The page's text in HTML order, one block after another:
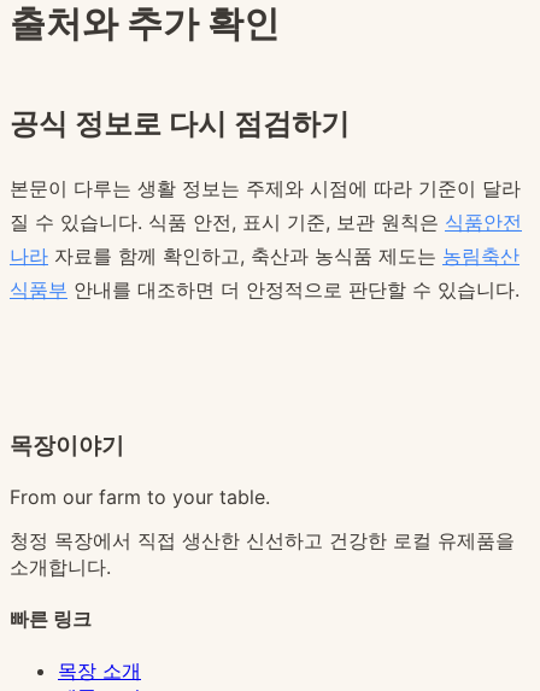
출처와 추가 확인
공식 정보로 다시 점검하기
본문이 다루는 생활 정보는 주제와 시점에 따라 기준이 달라
질 수 있습니다. 식품 안전, 표시 기준, 보관 원칙은 식품안전
나라 자료를 함께 확인하고, 축산과 농식품 제도는 농림축산
식품부 안내를 대조하면 더 안정적으로 판단할 수 있습니다.
목장이야기
From our farm to your table.
청정 목장에서 직접 생산한 신선하고 건강한 로컬 유제품을
소개합니다.
빠른 링크
목장 소개